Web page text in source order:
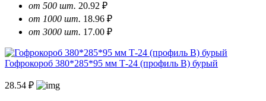
от 500 шт. 20.92 ₽
от 1000 шт. 18.96 ₽
от 3000 шт. 17.00 ₽
Гофрокороб 380*285*95 мм Т-24 (профиль B) бурый
28.54 ₽